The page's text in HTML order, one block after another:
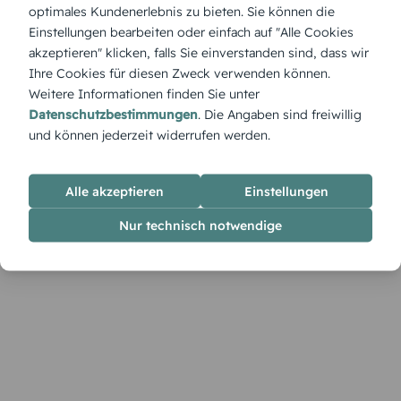
Produktbeschreibung
Die Einladung „Verflechtung von Linien“ ist wie gemacht für
Fans von Geometrie, Struktur und modernem Design.
Durchdacht, klar und doch verspielt, eignet sie sich
optimales Kundenerlebnis zu bieten. Sie können die
Einstellungen bearbeiten oder einfach auf "Alle Cookies
akzeptieren" klicken, falls Sie einverstanden sind, dass wir
Ihre Cookies für diesen Zweck verwenden können.
Weitere Informationen finden Sie unter
Datenschutzbestimmungen. Die Angaben sind freiwillig
und können jederzeit widerrufen werden.
Alle akzeptieren Einstellungen
Nur technisch notwendige